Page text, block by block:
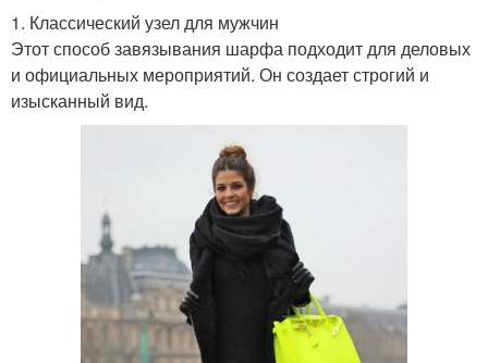
1. Классический узел для мужчин
Этот способ завязывания шарфа подходит для деловых
и официальных мероприятий. Он создает строгий и
изысканный вид.